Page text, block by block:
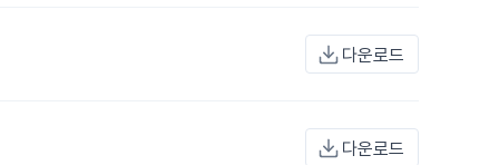
다운로드
다운로드